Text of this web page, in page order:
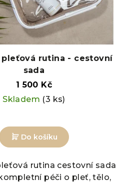
pleťová rutina - cestovní
sada
1 500 Kč
Skladem (3 ks)
Do košíku
rutina cestovní sada
péči o pleť, tělo,